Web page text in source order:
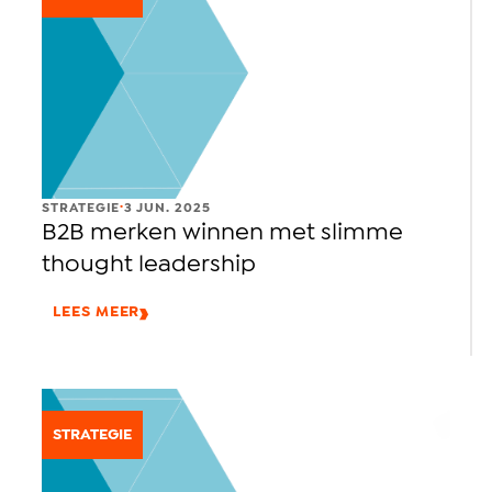
STRATEGIE.3 JUN. 2025
B2B merken winnen met slimme
thought leadership
LEES MEER
STRATEGIE